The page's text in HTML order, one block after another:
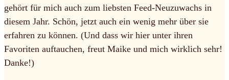
gehört für mich auch zum liebsten Feed-Neuzuwachs in
diesem Jahr. Schön, jetzt auch ein wenig mehr über sie
erfahren zu können. (Und dass wir hier unter ihren
Favoriten auftauchen, freut Maike und mich wirklich sehr!
Danke!)